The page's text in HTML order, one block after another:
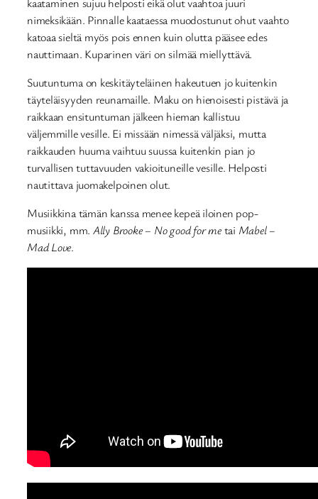
nimeksikään. Pinnalle kaataessa muodostunut ohut vaahto
katoaa sieltä myös pois ennen kuin olutta pääsee edes
nauttimaan. Kuparinen väri on silmää miellyttävä.
Suutuntuma on keskitäyteläinen hakeutuen jo kuitenkin
täyteläisyyden reunamaille. Maku on hienoisesti pistävä ja
raikkaan ensituntuman jälkeen hieman kallistuu
väljemmille vesille. Ei missään nimessä väljäksi, mutta
raikkauden huuma vaihtuu suussa kuitenkin pian jo
turvallisen tuttavuuden vakioituneille vesille. Helposti
nautittava juomakelpoinen olut.
Musiikkina tämän kanssa menee kepeä iloinen pop-
musiikki, mm. Ally Brooke – No good for metai Mabel –
Mad Love.